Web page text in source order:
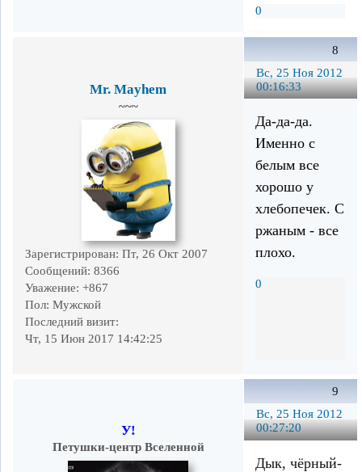
0
8
Вс, 25 Ноя 2012
00:16:33
Mr. Mayhem
~~~
Зарегистрирован: Пт, 26 Окт 2007
Сообщений: 8366
Уважение: +867
Пол: Мужской
Последний визит:
Чт, 15 Июн 2017 14:42:25
Да-да-да.
Именно с
белым все
хорошо у
хлебопечек. С
ржаным - все
плохо.
0
9
Вс, 25 Ноя 2012
00:27:20
У!
Петушки-центр Вселенной
Дык, чёрный-